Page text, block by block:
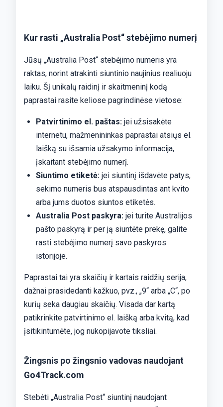
Kur rasti „Australia Post“ stebėjimo numerį
Jūsų „Australia Post“ stebėjimo numeris yra
raktas, norint atrakinti siuntinio naujinius realiuoju
laiku. Šį unikalų raidinį ir skaitmeninį kodą
paprastai rasite keliose pagrindinėse vietose:
Patvirtinimo el. paštas: jei užsisakėte
internetu, mažmenininkas paprastai atsiųs el.
laišką su išsamia užsakymo informacija,
įskaitant stebėjimo numerį.
Siuntimo etiketė: jei siuntinį išdavėte patys,
sekimo numeris bus atspausdintas ant kvito
arba jums duotos siuntos etiketės.
Australia Post paskyra: jei turite Australijos
pašto paskyrą ir per ją siuntėte prekę, galite
rasti stebėjimo numerį savo paskyros
istorijoje.
Paprastai tai yra skaičių ir kartais raidžių serija,
dažnai prasidedanti kažkuo, pvz., „9“ arba „C“, po
kurių seka daugiau skaičių. Visada dar kartą
patikrinkite patvirtinimo el. laišką arba kvitą, kad
įsitikintumėte, jog nukopijavote tiksliai.
Žingsnis po žingsnio vadovas naudojant
Go4Track.com
Stebėti „Australia Post“ siuntinį naudojant